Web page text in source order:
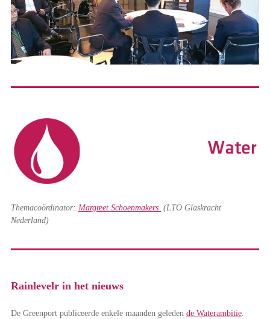
Themacoördinator: Margreet Schoenmakers (LTO Glaskracht
Nederland)
Rainlevelr in het nieuws
De Greenport publiceerde enkele maanden geleden de Waterambitie.